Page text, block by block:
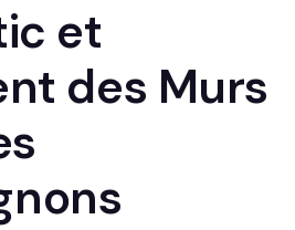
et
des Murs